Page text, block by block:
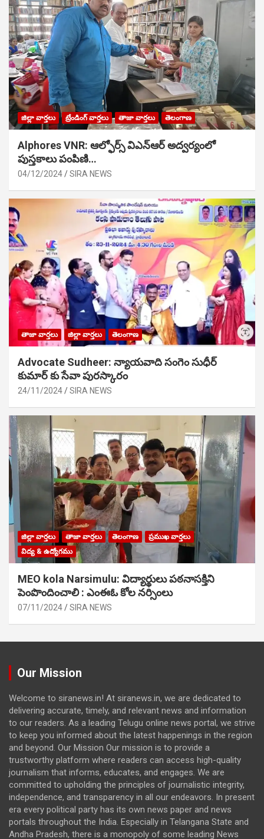
జిల్లా వార్తలు ట్రేండింగ్ వార్తలు తాజా వార్తలు తెలంగాణ
Alphores VNR: ఆల్ఫోర్స్ విఎన్ఆర్ అద్వర్యంలో
పుస్తకాలు పంపిణి…
04/12/2024 SIRA NEWS
తాజా వార్తలు జిల్లా వార్తలు తెలంగాణ
Advocate Sudheer: న్యాయవాది సంగెం సుధీర్
కుమార్ కు సేవా పురస్కారం
24/11/2024 SIRA NEWS
జిల్లా వార్తలు తాజా వార్తలు తెలంగాణ
ప్రముఖ వార్తలు
విద్య & ఉద్యోగము
MEO kola Narsimulu: విద్యార్థులు పఠ‌నాసక్తిని
పెంపొందించాలి : ఎంఈఓ కోల నర్సింలు
07/11/2024 SIRA NEWS
Our Mission
Welcome to siranews.in! At siranews.in, we are dedicated to
delivering accurate, timely, and relevant news and information
to our readers. As a leading Telugu online news portal, we strive
to keep you informed about the latest happenings in the region
and beyond. Our Mission Our mission is to provide a
trustworthy platform where readers can access high-quality
journalism that informs, educates, and engages. We are
committed to upholding the principles of journalistic integrity,
independence, and transparency in all our endeavors. In present
era every political party has its own news paper and news
portals throughout the India. Especially in Telangana State and
Andha Pradesh, there is a monopoly of some leading News